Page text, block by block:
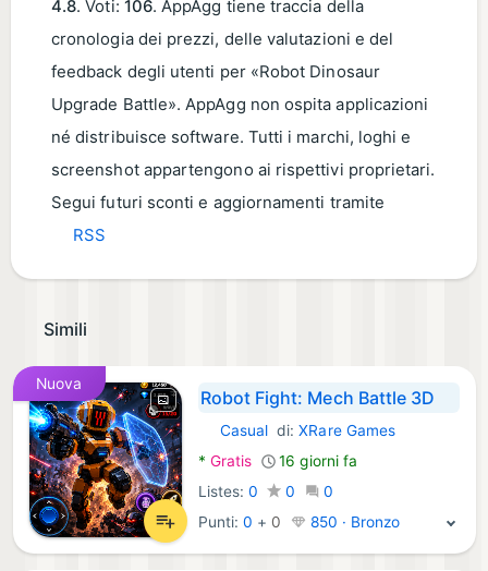
4.8. Voti: 106. AppAgg tiene traccia della
cronologia dei prezzi, delle valutazioni e del
feedback degli utenti per «Robot Dinosaur
Upgrade Battle». AppAgg non ospita applicazioni
né distribuisce software. Tutti i marchi, loghi e
screenshot appartengono ai rispettivi proprietari.
Segui futuri sconti e aggiornamenti tramite
RSS
Simili
Nuova
Robot Fight: Mech Battle 3D
Android Giochi:
Casualdi:XRare Games
* Gratis
16 giorni fa
Listes:0 0
0
Punti: 0 + 0 850 · Bronzo